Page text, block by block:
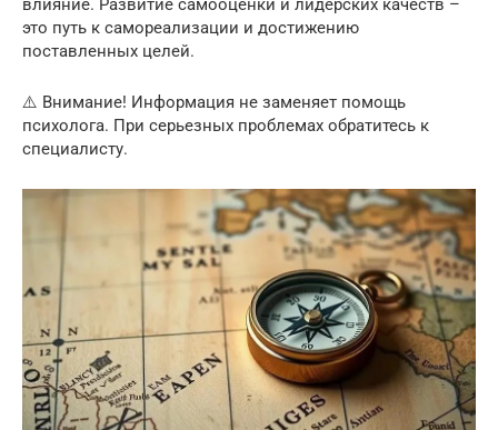
это путь к самореализации и достижению
поставленных целей.
⚠️ Внимание! Информация не заменяет помощь
психолога. При серьезных проблемах обратитесь к
специалисту.